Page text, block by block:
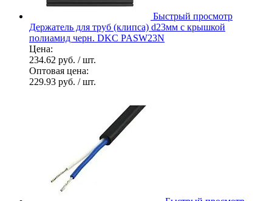
Быстрый просмотр
Держатель для труб (клипса) d23мм с крышкой
полиамид черн. DKC PASW23N
Цена:
234.62 руб. / шт.
Оптовая цена:
229.93 руб. / шт.